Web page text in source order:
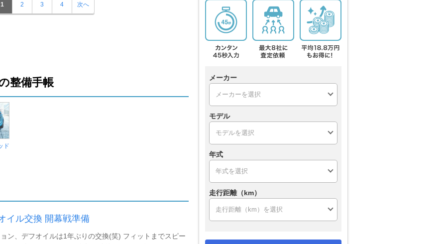
1 2 3 4 次へ
整備手帳
ド
イル交換 開幕戦準備
ン、デフオイルは1年ぶりの交換(笑) フィットまでスピー
メーカー
モデル
年式
走行距離（km）